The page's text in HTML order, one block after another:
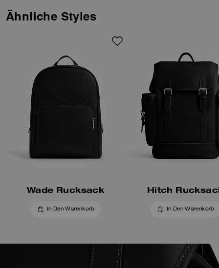
Taschen sowie einem speziellen
Notizbücher, Wasserflaschen
ausgestattet. Ein
Außenreißverschluss gewährt
Zugriff auf das Hauptfach.
Ähnliche Styles
Wade Rucksack
In Den Warenkorb
Hitch
In Den Warenkorb